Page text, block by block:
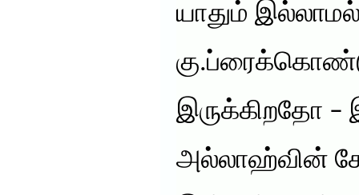
யாதும்
இருக்கிறதோ
அல்லாஹ்வின்